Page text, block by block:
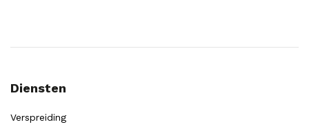
Diensten
Verspreiding